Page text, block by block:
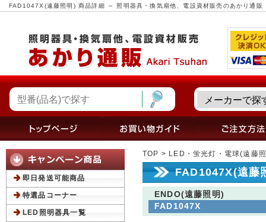
FAD1047X(遠藤照明) 商品詳細 ～ 照明器具・換気扇他、電設資材販売のあかり通販
TOP > LED・蛍光灯・電球(遠藤
FAD1047X(遠藤
ENDO(遠藤照明)
FAD1047X
即日発送可能商品
特選品コーナー
LED照明器具一覧